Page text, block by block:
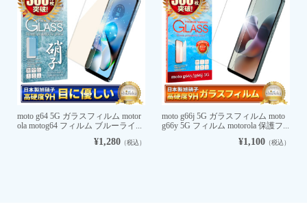
moto g64 5G ガラスフィルム motor
ola motog64 フィルム ブルーライ...
¥1,280（税込）
moto g66j 5G ガラスフィルム moto
g66y 5G フィルム motorola 保護フ...
¥1,100 （税込）